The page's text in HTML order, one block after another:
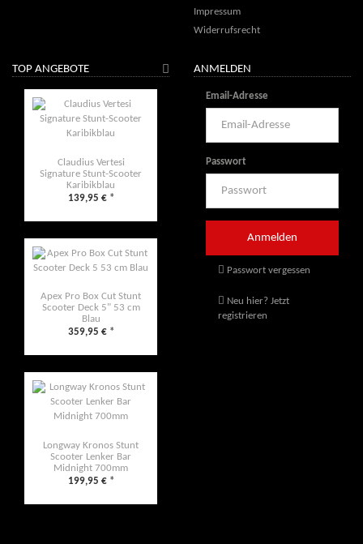
Impressum
Widerrufsrecht
TOP ANGEBOTE
Claudius Vertesi
Signature Stunt-Scooter
Karibikblau
139,95 € *
Apex Pro Box Cut Stunt
Scooter Deck 5" 53 cm
Blau
359,95 € *
Longway Kronos Stunt
Scooter Lenker Bar
Midnight 700mm
199,95 € *
ANMELDEN
Email-Adresse
Passwort
Passwort vergessen
Neu hier? Jetzt
registrieren